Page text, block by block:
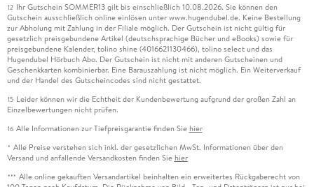
12 Ihr Gutschein SOMMER13 gilt bis einschließlich 10.08.2026. Sie können den
Gutschein ausschließlich online einlösen unter www.hugendubel.de. Keine Bestellung
zur Abholung mit Zahlung in der Filiale möglich. Der Gutschein ist nicht gültig für
gesetzlich preisgebundene Artikel (deutschsprachige Bücher und eBooks) sowie für
preisgebundene Kalender, tolino shine (4016621130466), tolino select und das
Hugendubel Hörbuch Abo. Der Gutschein ist nicht mit anderen Gutscheinen und
Geschenkkarten kombinierbar. Eine Barauszahlung ist nicht möglich. Ein Weiterverkauf
und der Handel des Gutscheincodes sind nicht gestattet.
15 Leider können wir die Echtheit der Kundenbewertung aufgrund der großen Zahl an
Einzelbewertungen nicht prüfen.
16 Alle Informationen zur Tiefpreisgarantie finden Sie hier
* Alle Preise verstehen sich inkl. der gesetzlichen MwSt. Informationen über den
Versand und anfallende Versandkosten finden Sie hier
*** Alle online gekauften Versandartikel beinhalten ein erweitertes Rückgaberecht von